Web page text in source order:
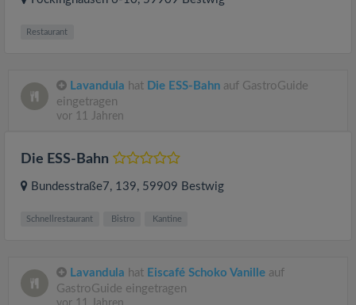
Restaurant
Lavandula hat Die ESS-Bahn auf GastroGuide
eingetragen
vor 11 Jahren
Die ESS-Bahn
Bundesstraße7, 139, 59909 Bestwig
Schnellrestaurant Bistro Kantine
Lavandula hat Eiscafé Schoko Vanille auf
GastroGuide eingetragen